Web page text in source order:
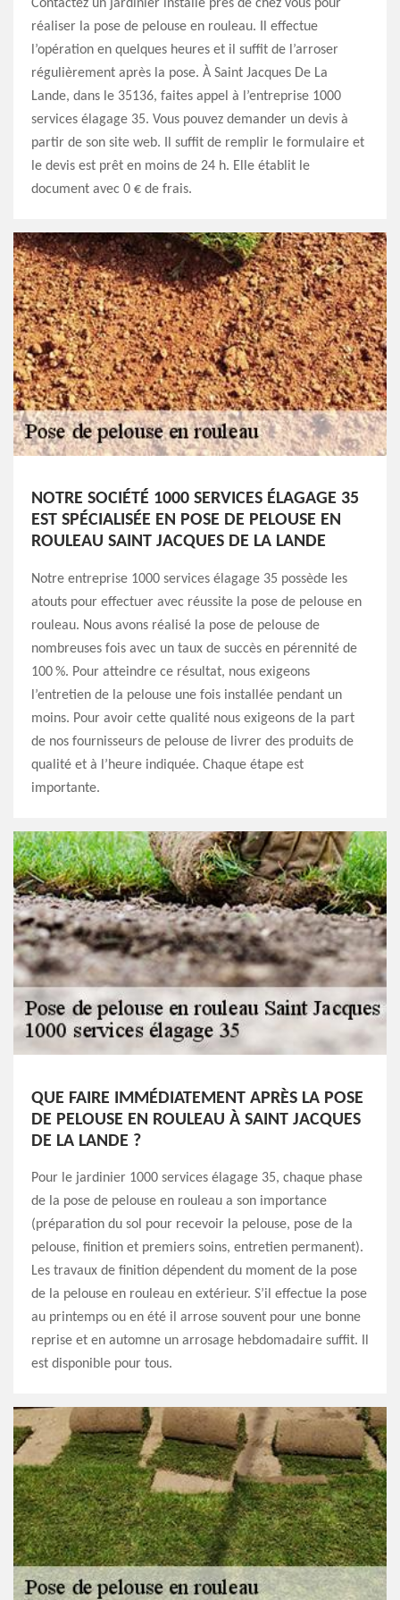
Contactez un jardinier installé près de chez vous pour
réaliser la pose de pelouse en rouleau. Il effectue
l’opération en quelques heures et il suffit de l’arroser
régulièrement après la pose. À Saint Jacques De La
Lande, dans le 35136, faites appel à l’entreprise 1000
services élagage 35. Vous pouvez demander un devis à
partir de son site web. Il suffit de remplir le formulaire et
le devis est prêt en moins de 24 h. Elle établit le
document avec 0 € de frais.
NOTRE SOCIÉTÉ 1000 SERVICES ÉLAGAGE 35
EST SPÉCIALISÉE EN POSE DE PELOUSE EN
ROULEAU SAINT JACQUES DE LA LANDE
Notre entreprise 1000 services élagage 35 possède les
atouts pour effectuer avec réussite la pose de pelouse en
rouleau. Nous avons réalisé la pose de pelouse de
nombreuses fois avec un taux de succès en pérennité de
100 %. Pour atteindre ce résultat, nous exigeons
l’entretien de la pelouse une fois installée pendant un
moins. Pour avoir cette qualité nous exigeons de la part
de nos fournisseurs de pelouse de livrer des produits de
qualité et à l’heure indiquée. Chaque étape est
importante.
QUE FAIRE IMMÉDIATEMENT APRÈS LA POSE
DE PELOUSE EN ROULEAU À SAINT JACQUES
DE LA LANDE ?
Pour le jardinier 1000 services élagage 35, chaque phase
de la pose de pelouse en rouleau a son importance
(préparation du sol pour recevoir la pelouse, pose de la
pelouse, finition et premiers soins, entretien permanent).
Les travaux de finition dépendent du moment de la pose
de la pelouse en rouleau en extérieur. S’il effectue la pose
au printemps ou en été il arrose souvent pour une bonne
reprise et en automne un arrosage hebdomadaire suffit. Il
est disponible pour tous.